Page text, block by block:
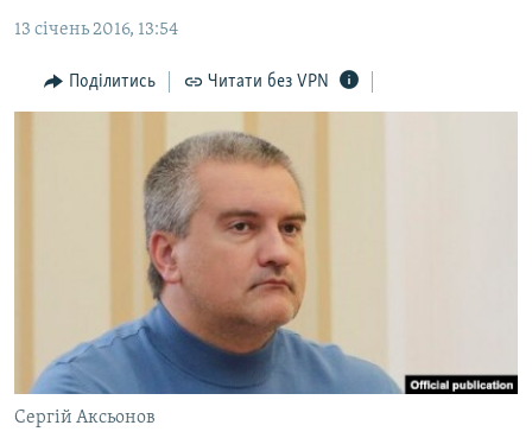
основної
Перейти
до
БЛОГИ
ПОГЛЯД
СПЕЦПРОЕКТИ
ВІДЕОУРОКИ «ELIFBE»
СВІДЧЕННЯ ОКУПАЦІЇ
УКРАЇНСЬКА ПРОБЛЕМА КРИМУ
ІНФОГРАФІКА
ЯК ОБІЙТИ БЛОКУВАННЯ
Qırımtatar
ДОЛУЧАЙСЯ!
13 січень 2016, 13:54
Поділитись Читати без VPN
Сергій Аксьонов